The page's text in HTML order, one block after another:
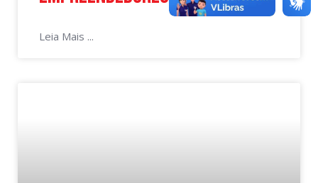
Leia Mais ...